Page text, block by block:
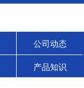
公司动态
产品知识